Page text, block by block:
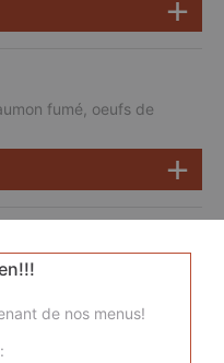
fumé, oeufs de
jambon de dinde,
de nos menus!